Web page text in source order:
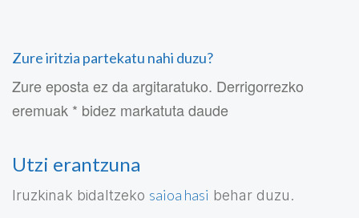
Zure iritzia partekatu nahi duzu?
Zure eposta ez da argitaratuko. Derrigorrezko
eremuak * bidez markatuta daude
Utzi erantzuna
Iruzkinak bidaltzeko saioa hasi behar duzu.